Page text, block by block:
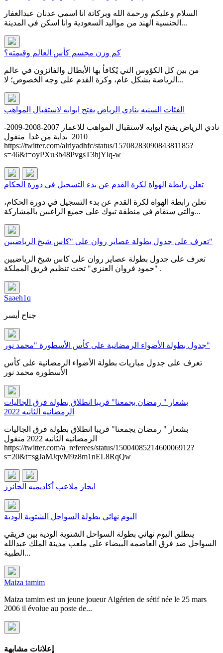
السلام وعليكم ورحمة الله وبركاتة انا اسمي عدنان عبدالغفار
الجنسية الهند من مواليد السعودية وانا اسكن في المدينة...
كم وزن مجسم كأس العالم وقيمته؟
من بين كل الكؤوس التي يُكافأ بها الأبطال والفائزون في عالم
الرياضة بشكل عام، وكرة القدم على وجه الخصوص؛ لا...
الفئات السنيه بنادي الرياض يفتح ابوابه لاستقبال المواهب
نادي الرياض يفتح ابوابه لاستقبال المواهب للاعمار 2007-2008-2009-
2010 بداية من غدا منقول
https://twitter.com/alriyadhfc/status/1570828309084381185?
s=46&t=oyPXu3b48PvgsT3hjYlq-w
تعلن رابطة الهواة لكرة القدم عن بدء التسجيل في دورة الحكام
تعلن رابطة الهواة لكرة القدم عن بدء التسجيل في دورة الحكام،
والتي ستقام في منطقة تبوك على جميع الراغبين بالمشاركة...
تعرف على جدول بطولة عصاير روان على "كاس شيخ الرياضيين"
تعرف على جدول بطولة عصاير روان على كاس شيخ الرياضيين
"حمود فروان العنزي" تحت تنظيم فريق المملكة .
Saəeh1q
جناح أيسر
جدول بطولة الأضواء الرمضانية على كأس الأسطورة "محمد نور"
تعرف على جدول مباريات بطولة الأضواء الرمضانية على كأس
بشعار " رمضان يجمعنا" قريبا انطلاق بطولة فرق الجاليات
الرمضانيه الثانيه 2022
بشعار " رمضان يجمعنا" قريبا انطلاق بطولة فرق الجاليات
الرمضانيه الثانيه 2022 منقول
https://twitter.com/a_referees/status/1500408521460006912?
s=20&t=sgJaMJqvM9z8m1nEL8RqQw
ايجار ملاعب أكاديميه الجانرز
اليوم نهائي بطولة السواحل الشتوية الودية
ينطلق اليوم نهائي بطولة السواحل الشتوية الودية بين فريقي
السواحل ضد فرق العاصمه البيضاء على ملعب مدينة الملك عبدالله
الطبية...
Maiza tamim
Maiza tamim est un jeune joueur Algérien de sétif née le 25 mars
2006 il évolue au poste de...
إعلانات مشابهة